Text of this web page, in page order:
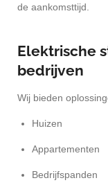
de aankomsttijd.
Elektrische
bedrijven
Wij bieden
Huizen
Appartementen
Bedrijfspanden